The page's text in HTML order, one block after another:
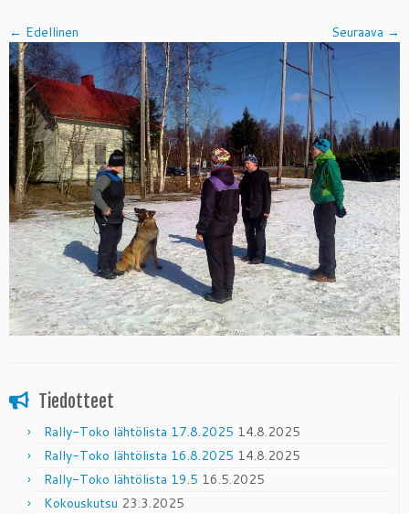
← Edellinen Seuraava →
Tiedotteet
Rally-Toko lähtölista 17.8.2025 14.8.2025
Rally-Toko lähtölista 16.8.2025 14.8.2025
Rally-Toko lähtölista 19.5 16.5.2025
Kokouskutsu 23.3.2025